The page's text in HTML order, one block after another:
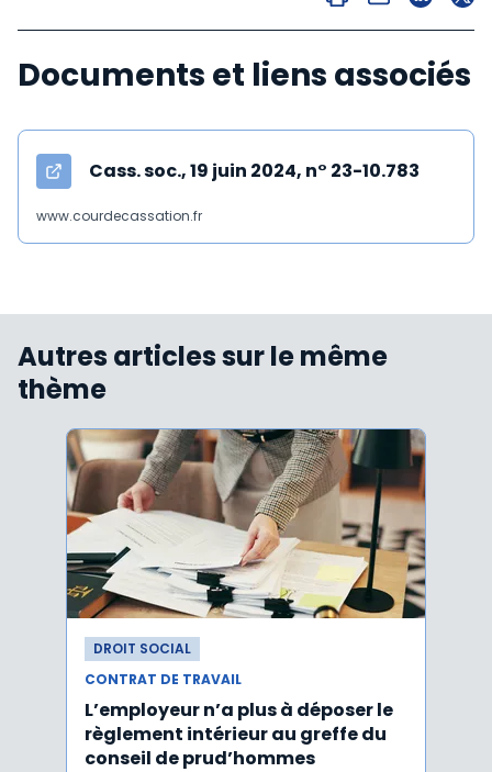
Documents et liens associés
Cass. soc., 19 juin 2024, n° 23-10.783
www.courdecassation.fr
Autres articles sur le même
thème
DROIT SOCIAL
CONTRAT DE TRAVAIL
L’employeur n’a plus à déposer le
règlement intérieur au greffe du
conseil de prud’hommes